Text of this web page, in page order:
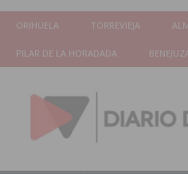
ORIHUELA TORREVIEJA
PILAR DE LA HORADADA